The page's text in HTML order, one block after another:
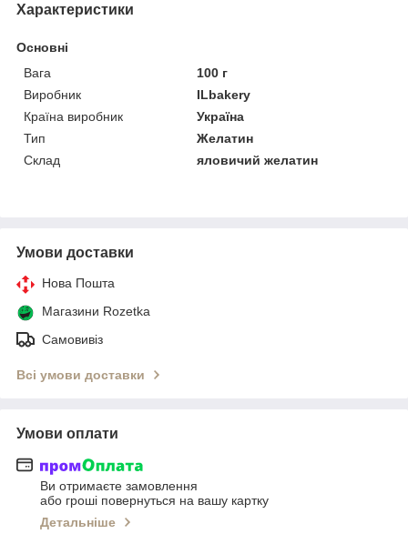
Характеристики
Основні
Вага
100 г
Виробник
ILbakery
Країна виробник
Україна
Тип
Желатин
Склад
яловичий желатин
Умови доставки
Нова Пошта
Магазини Rozetka
Самовивіз
Всі умови доставки
Умови оплати
Ви отримаєте замовлення
або гроші повернуться на вашу картку
Детальніше